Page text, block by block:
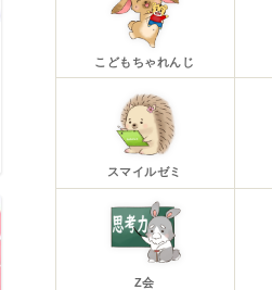
こどもちゃれんじ
スマイルゼミ
Z会